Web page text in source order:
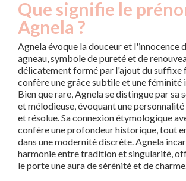
Que signifie le
Agnela ?
Agnela évoque la douceur et l'innocence
agneau, symbole de pureté et de
délicatement formé par l'ajout du suffixe
confère une grâce subtile et une féminité
Bien que rare, Agnela se distingue par sa
et mélodieuse, évoquant une
et résolue. Sa connexion étymologique
confère une profondeur historique, tout
dans une modernité discrète. Agnela
harmonie entre tradition et singularité,
le porte une aura de sérénité et de